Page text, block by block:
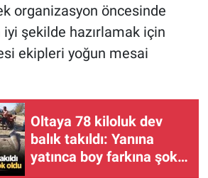
organizasyon öncesinde
iyi şekilde hazırlamak için
ekipleri yoğun mesai
Oltaya 78 kiloluk dev
balık takıldı: Yanına
yatınca boy farkına şok
oldu